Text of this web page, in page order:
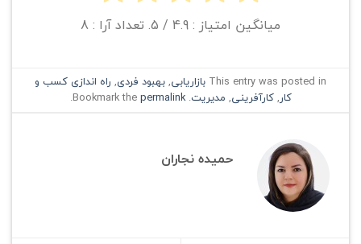
میانگین امتیاز :4.9 / 5. تعداد آرا : 8
This entry was posted in بازاریابی,بهبود فردی, راه اندازی کسب و
کار,کارآفرینی, مدیریت. Bookmark the
permalink
.
حمیده نجاران